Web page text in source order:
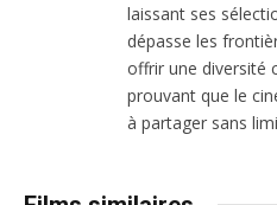
laissant ses
dépasse les
offrir une diversité
prouvant que le
à partager sans